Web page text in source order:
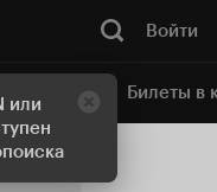
или
Войти
Билеты в